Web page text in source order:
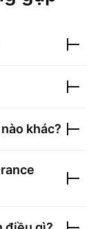
khác?